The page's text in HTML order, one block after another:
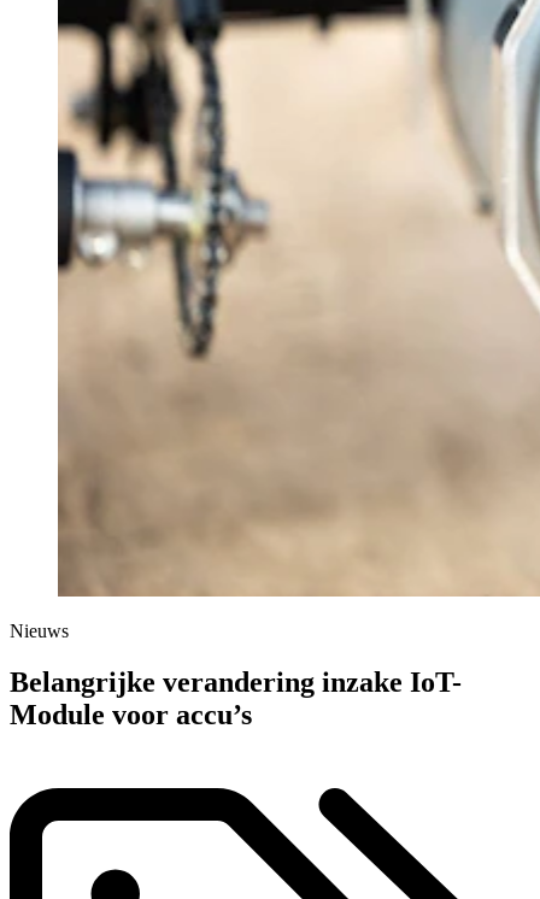
Nieuws
Belangrijke verandering inzake IoT-
Module voor accu’s